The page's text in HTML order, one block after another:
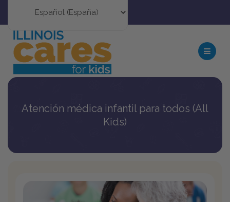
Atención médica infantil para todos (All
Kids)